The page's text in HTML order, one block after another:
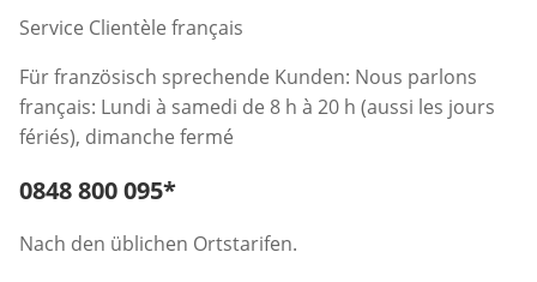
Service Clientèle français
Für französisch sprechende Kunden: Nous parlons
français: Lundi à samedi de 8 h à 20 h (aussi les jours
fériés), dimanche fermé
Telefonnummer:
0848 800 095*
Nach den üblichen Ortstarifen.